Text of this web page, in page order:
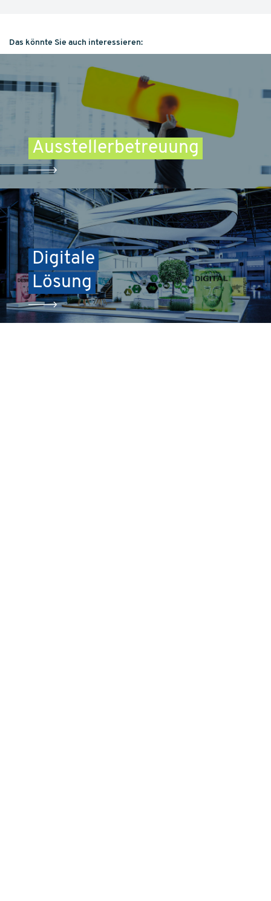
Das könnte Sie auch interessieren:
Ausstellerbetreuung
Digitale
Lösung